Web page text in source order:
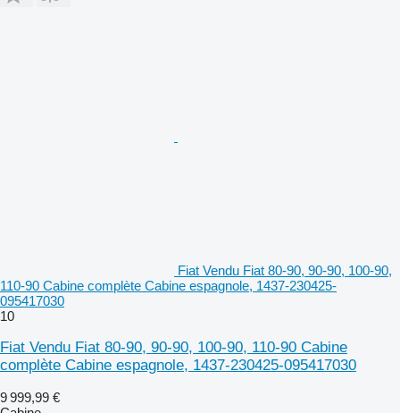
Fiat Vendu Fiat 80-90, 90-90, 100-90,
110-90 Cabine complète Cabine espagnole, 1437-230425-
095417030
10
Fiat Vendu Fiat 80-90, 90-90, 100-90, 110-90 Cabine
complète Cabine espagnole, 1437-230425-095417030
9 999,99 €